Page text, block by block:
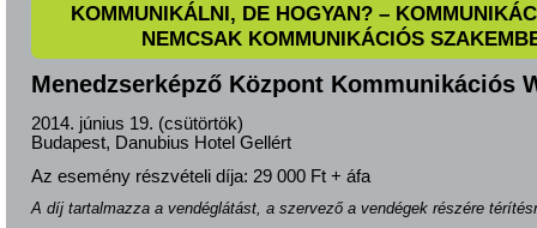
KOMMUNIKÁLNI, DE HOGYAN? –
NEMCSAK KOMMUNIKÁCIÓS
Menedzserképző Központ Kommunikációs
2014. június 19. (csütörtök)
Budapest, Danubius Hotel Gellért
Az esemény részvételi díja: 29 000 Ft + áfa
A díj tartalmazza a vendéglátást, a szervező a vendégek részére